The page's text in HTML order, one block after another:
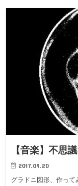
【音楽】不思
2017.09.20
グラドニ図形、作っ